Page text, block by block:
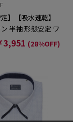
】【吸水速乾】
半袖 形態安定 ワ
3,951 (28%OFF)